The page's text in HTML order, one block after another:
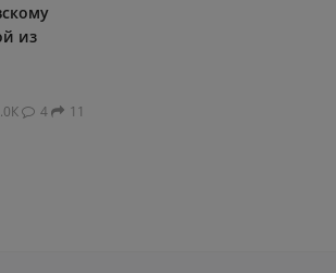
из
4 11